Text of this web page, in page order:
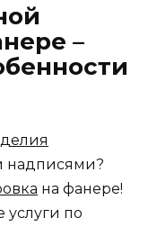
–
надписями?
на фанере!
услуги по